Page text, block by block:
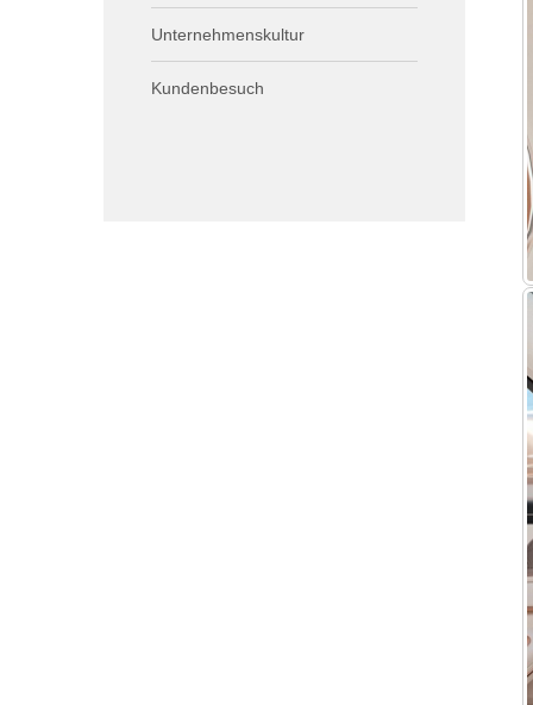
Unternehmenskultur
Kundenbesuch